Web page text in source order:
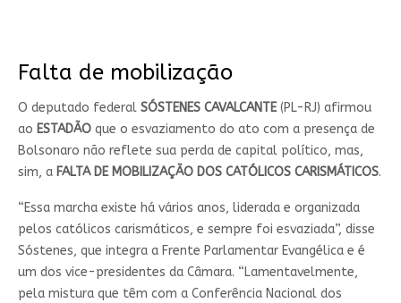
Falta de mobilização
O deputado federalSÓSTENES CAVALCANTE(PL-RJ) afirmou
ao ESTADÃOque o esvaziamento do ato com a presença de
Bolsonaro não reflete sua perda de capital político, mas,
sim, aFALTA DE MOBILIZAÇÃO DOS CATÓLICOS CARISMÁTICOS.
“Essa marcha existe há vários anos, liderada e organizada
pelos católicos carismáticos, e sempre foi esvaziada”, disse
Sóstenes, que integra a Frente Parlamentar Evangélica e é
um dos vice-presidentes da Câmara. “Lamentavelmente,
pela mistura que têm com a Conferência Nacional dos